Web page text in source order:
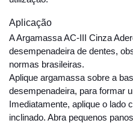
Aplicação
A Argamassa AC-III Cinza
desempenadeira de dentes,
normas brasileiras.
Aplique argamassa sobre a
desempenadeira, para formar
Imediatamente, aplique o lado
inclinado. Abra pequenos